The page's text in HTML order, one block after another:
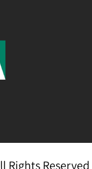
Rights Reserved